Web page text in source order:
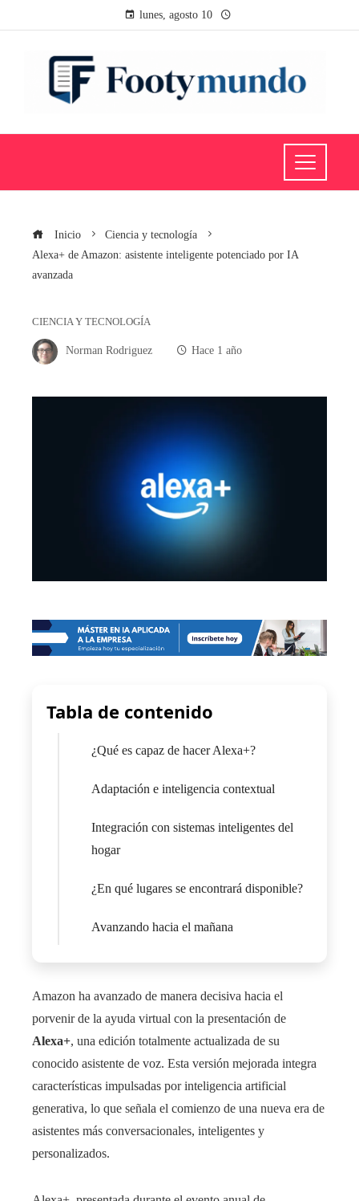
lunes, agosto 10
Inicio
Ciencia y tecnología
Alexa+ de Amazon: asistente inteligente potenciado por IA
avanzada
CIENCIA Y TECNOLOGÍA
Norman Rodriguez Hace 1 año
Tabla de contenido
¿Qué es capaz de hacer Alexa+?
Adaptación e inteligencia contextual
Integración con sistemas inteligentes del
hogar
¿En qué lugares se encontrará disponible?
Avanzando hacia el mañana
Amazon ha avanzado de manera decisiva hacia el
porvenir de la ayuda virtual con la presentación de
Alexa+, una edición totalmente actualizada de su
conocido asistente de voz. Esta versión mejorada integra
características impulsadas por inteligencia artificial
generativa, lo que señala el comienzo de una nueva era de
asistentes más conversacionales, inteligentes y
personalizados.